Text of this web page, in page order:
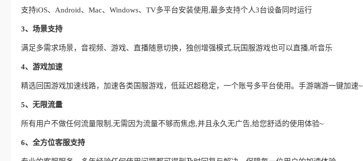
支持iOS、Android、Mac、Windows、TV多平台安装使用,最多支持个人3台设备同时运行
3、场景支持
满足多需求场景，音视频、游戏、直播随意切换，独创增强模式,玩国服游戏也可以直播,听音乐
4、游戏加速
精选回国游戏加速线路，加速各类国服游戏，低延迟超稳定，一个账号多平台使用。手游端游一键加速~
5、无限流量
所有用户不做任何流量限制,无需因为流量不够而焦虑,并且永久无广告,给您舒适的使用体验~
6、全方位客服支持